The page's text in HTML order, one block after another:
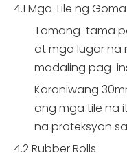
4.1 Mga Tile ng Goma
Tamang-tama
at mga lugar na
madaling pag-
Karaniwang
ang mga tile na
na proteksyon
4.2 Rubber Rolls